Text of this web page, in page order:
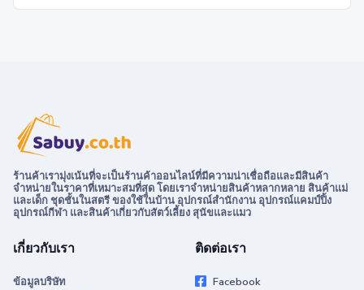
ร้านค้าเรามุ่งเน้นที่จะเป็นร้านค้าออนไลน์ที่มีความน่าเชื่อถือและมีสินค้า
จำหน่ายในราคาที่เหมาะสมที่สุด โดยเราจำหน่ายสินค้าหลากหลาย สินค้าแม่
และเด็ก ชุดชั้นในสตรี ของใช้ในบ้าน อุปกรณ์สำนักงาน อุปกรณ์แคมป์ปิ้ง
อุปกรณ์กีฬา และสินค้าเกี่ยวกับสัตว์เลี้ยง สุนัขและแมว
เกี่ยวกับเรา
ข้อมูลบริษัท
ติดต่อเรา
Facebook